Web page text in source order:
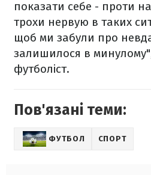
показати себе - проти
трохи нервую в таких
щоб ми забули про
залишилося в
футболіст.
Пов'язані теми:
ФУТБОЛ СПОРТ